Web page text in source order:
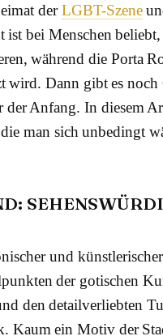
derLGBT-Szene
bei Menschen
während die Porta
wird. Dann gibt es
Anfang. In diesem
man sich unbedingt
und
der gotischen
den detailverliebten
Kaum ein Motiv der